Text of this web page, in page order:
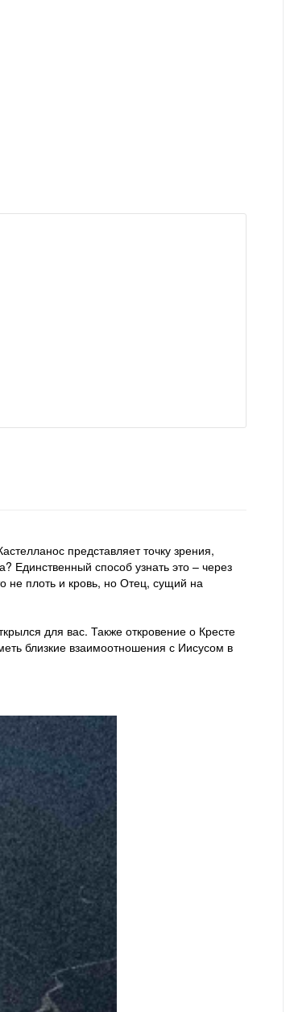
представляет точку зрения,
Единственный способ узнать это – через
не плоть и кровь, но Отец, сущий на
для вас. Также откровение о Кресте
близкие взаимоотношения с Иисусом в